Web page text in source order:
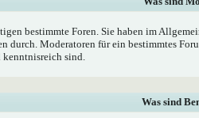
bestimmte Foren. Sie haben im
durch. Moderatoren für ein bestimmtes
kenntnisreich sind.
Was sind